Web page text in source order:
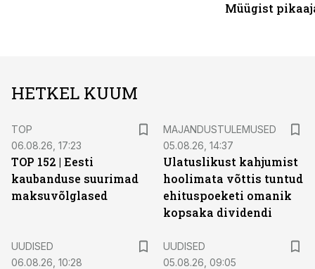
Müügist
HETKEL KUUM
TOP
06.08.26, 17:23
TOP 152 | Eesti
kaubanduse suurimad
maksuvõlglased
MAJANDUSTULEMUSED
05.08.26, 14:37
Ulatuslikust kahjumist
hoolimata võttis tuntud
ehituspoeketi omanik
kopsaka dividendi
UUDISED
06.08.26, 10:28
UUDISED
05.08.26, 09:05